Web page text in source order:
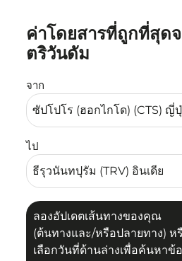
ค่าโดยสารที่ถูกที่สุด
ตริวันดัม
จาก
ไป
ลองอัปเดตเส้นทางของคุณ
(ต้นทางและ/หรือปลายทาง) ห
เลือกวันที่ด้านล่างเพื่อค้นหาข้อ
ลองอัปเดตเส้นทางของคุณ (ต้